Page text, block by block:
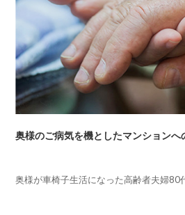
奥様のご病気を機としたマンションへ
奥様が車椅子生活になった高齢者夫婦80